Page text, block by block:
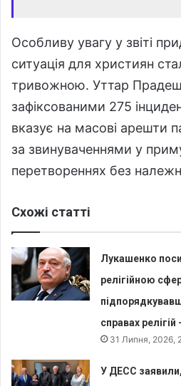
Особливу увагу у звіті
ситуація для християн
тривожною. Уттар Прадеш
зафіксованими 275
вказує на масові арешти
за звинуваченнями у
перетвореннях без
Схожі статті
Лукашенко
релігійною
справах
31 Липня, 2026,
У ДЕСС